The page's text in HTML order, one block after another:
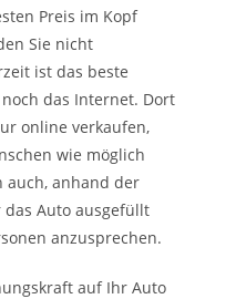
Preis im Kopf
Sie nicht
ist das beste
das Internet. Dort
online verkaufen,
wie möglich
auch, anhand der
Auto ausgefüllt
anzusprechen.
auf Ihr Auto